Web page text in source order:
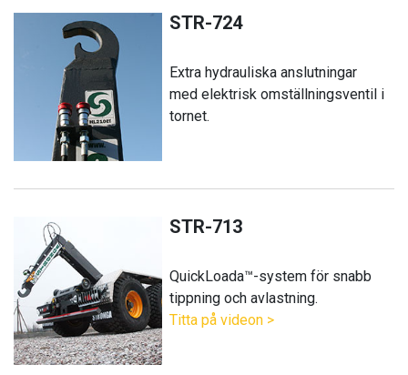
STR-724
Extra hydrauliska anslutningar
med elektrisk omställningsventil i
tornet.
STR-713
QuickLoada™-system för snabb
tippning och avlastning.
Titta på videon >